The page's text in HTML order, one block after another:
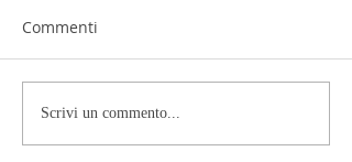
Commenti
Scrivi un commento...